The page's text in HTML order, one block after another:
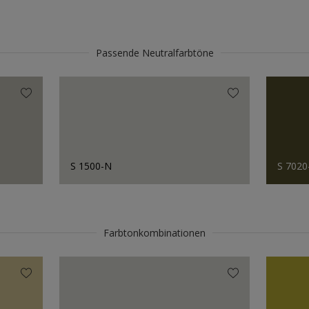
Passende Neutralfarbtöne
S 1500-N S
Farbtonkombinationen